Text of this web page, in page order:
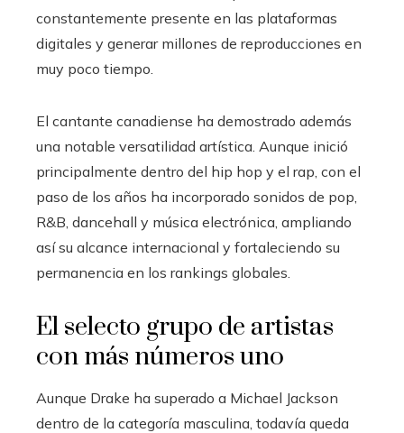
constantemente presente en las plataformas
digitales y generar millones de reproducciones en
muy poco tiempo.
El cantante canadiense ha demostrado además
una notable versatilidad artística. Aunque inició
principalmente dentro del hip hop y el rap, con el
paso de los años ha incorporado sonidos de pop,
R&B, dancehall y música electrónica, ampliando
así su alcance internacional y fortaleciendo su
permanencia en los rankings globales.
El selecto grupo de artistas
con más números uno
Aunque Drake ha superado a Michael Jackson
dentro de la categoría masculina, todavía queda